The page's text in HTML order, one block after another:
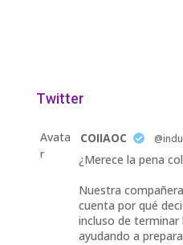
Twitter
Avata
r
COIIAOC
¿Merece la pena
Nuestra
cuenta por qué
incluso de
ayudando a